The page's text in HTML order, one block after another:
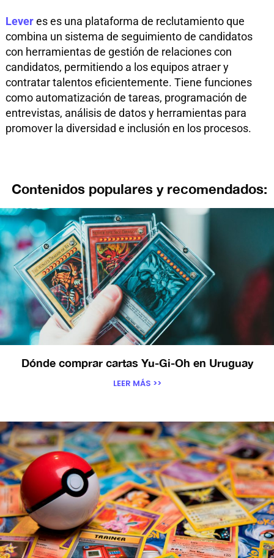
Leveres es una plataforma de reclutamiento que
combina un sistema de seguimiento de candidatos
con herramientas de gestión de relaciones con
candidatos, permitiendo a los equipos atraer y
contratar talentos eficientemente. Tiene funciones
como automatización de tareas, programación de
entrevistas, análisis de datos y herramientas para
promover la diversidad e inclusión en los procesos.
Contenidos populares y recomendados:
Dónde comprar cartas Yu-Gi-Oh en Uruguay
LEER MÁS >>